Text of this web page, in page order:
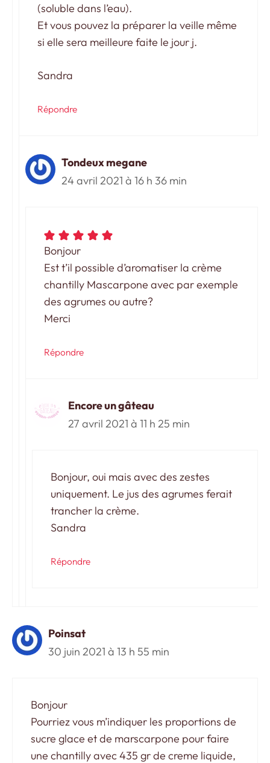
(soluble dans l’eau).
Et vous pouvez la préparer la veille même
si elle sera meilleure faite le jour j.
Sandra
Répondre
Tondeux megane
24 avril 2021 à 16 h 36 min
Bonjour
Est t’il possible d’aromatiser la crème
chantilly Mascarpone avec par exemple
des agrumes ou autre?
Merci
Répondre
Encore un gâteau
27 avril 2021 à 11 h 25 min
Bonjour, oui mais avec des zestes
uniquement. Le jus des agrumes ferait
trancher la crème.
Sandra
Répondre
Poinsat
30 juin 2021 à 13 h 55 min
Bonjour
Pourriez vous m’indiquer les proportions de
sucre glace et de marscarpone pour faire
une chantilly avec 435 gr de creme liquide,